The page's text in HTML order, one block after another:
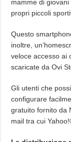
mamme di
propri piccoli
Questo
inoltre,
veloce accesso ai
scaricate da Ovi
Gli utenti che
configurare
gratuito fornito da
mail tra cui